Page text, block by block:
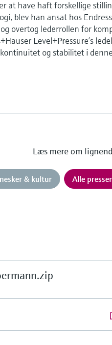
at have haft forskellige
blev han ansat hos
overtog lederrollen for
Level+Pressure’s
og stabilitet i
Læs mere om
& kultur Alle